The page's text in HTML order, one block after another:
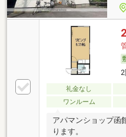
礼金なし
ワンルーム
アパマンショップ函
ります。